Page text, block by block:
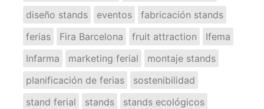
diseño stands
eventos
fabricación stands
ferias
Fira Barcelona fruit attraction
Ifema
Infarma
marketing ferial
montaje stands
planificación de ferias
sostenibilidad
stand ferial
stands
stands ecológicos